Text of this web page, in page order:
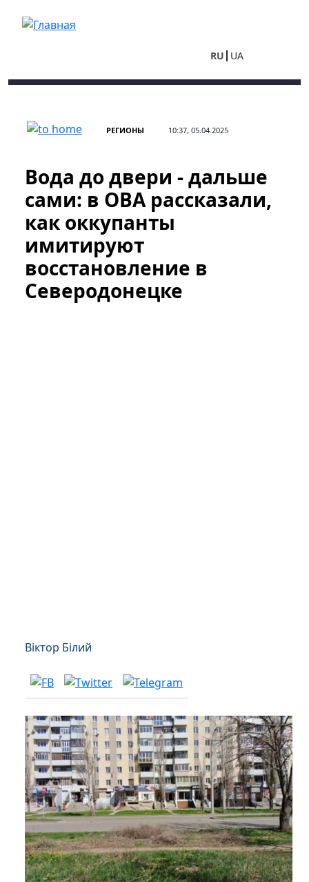
RU UA
РЕГИОНЫ 10:37, 05.04.2025
Вода до двери - дальше
сами: в ОВА рассказали,
как оккупанты
имитируют
восстановление в
Северодонецке
Віктор Білий